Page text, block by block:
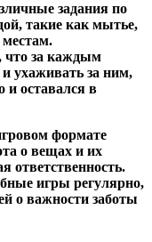
задания по
такие как мытье,
местам.
что за каждым
ухаживать за ним,
и оставался в
формате
о вещах и их
ответственность.
игры регулярно,
о важности заботы